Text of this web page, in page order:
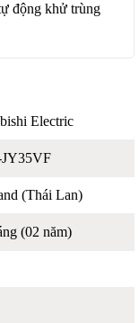
động khử trùng
Electric
(Thái Lan)
(02 năm)